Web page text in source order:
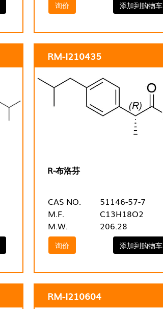
询价 添加到购物车
RM-I210435
R-布洛芬
CAS NO.
51146-57-7
M.F.
C13H18O2
M.W.
206.28
询价 添加到购物车
RM-I210604